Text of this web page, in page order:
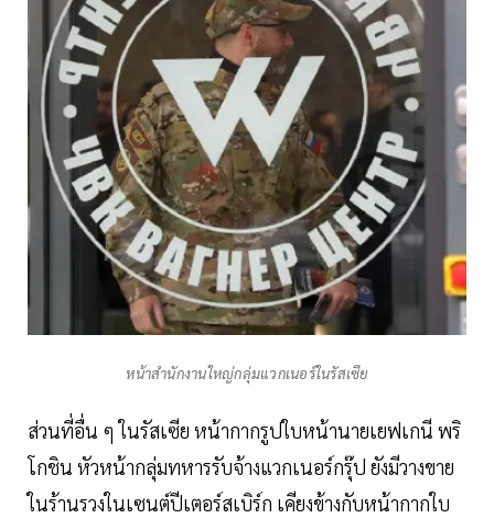
หน้าสำนักงานใหญ่กลุ่มแวกเนอร์ในรัสเซีย
ส่วนที่อื่น ๆ ในรัสเซีย หน้ากากรูปใบหน้านายเยฟเกนี พริ
โกชิน หัวหน้ากลุ่มทหารรับจ้างแวกเนอร์กรุ๊ป ยังมีวางขาย
ในร้านรวงในเซนต์ปีเตอร์สเบิร์ก เคียงข้างกับหน้ากากใบ